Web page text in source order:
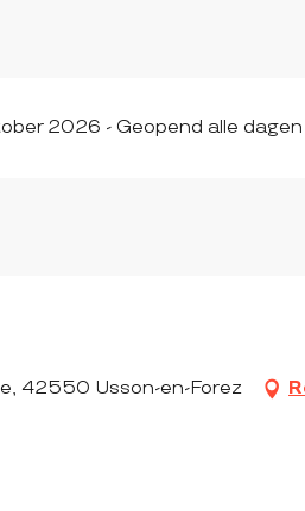
2026 - Geopend alle dagen
42550 Usson-en-Forez